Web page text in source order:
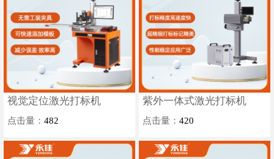
视觉定位激光打标机
点击量：482
紫外一体式激光打标机
点击量：420